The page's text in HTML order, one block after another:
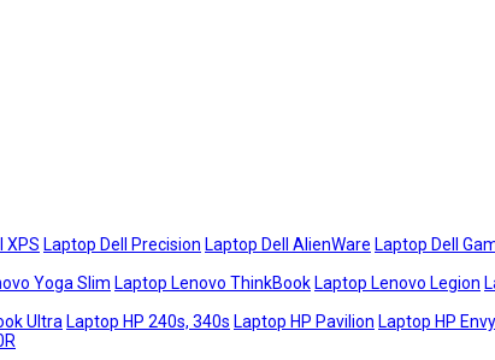
XPS Laptop Dell Precision Laptop Dell AlienWare Laptop Dell
Yoga Slim Laptop Lenovo ThinkBook Laptop Lenovo Legion
Ultra Laptop HP 240s, 340s Laptop HP Pavilion Laptop HP Envy